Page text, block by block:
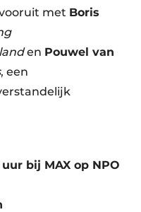
met Boris
en Pouwel van
, een
bij MAX op NPO